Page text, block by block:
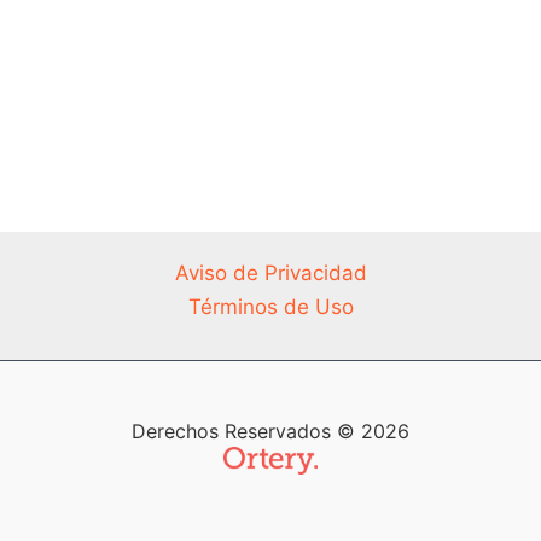
Aviso de Privacidad
Términos de Uso
Derechos Reservados © 2026